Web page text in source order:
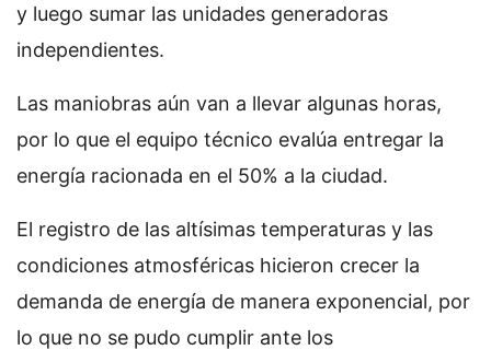
y luego sumar las unidades generadoras
independientes.
Las maniobras aún van a llevar algunas horas,
por lo que el equipo técnico evalúa entregar la
energía racionada en el 50% a la ciudad.
El registro de las altísimas temperaturas y las
condiciones atmosféricas hicieron crecer la
demanda de energía de manera exponencial, por
lo que no se pudo cumplir ante los